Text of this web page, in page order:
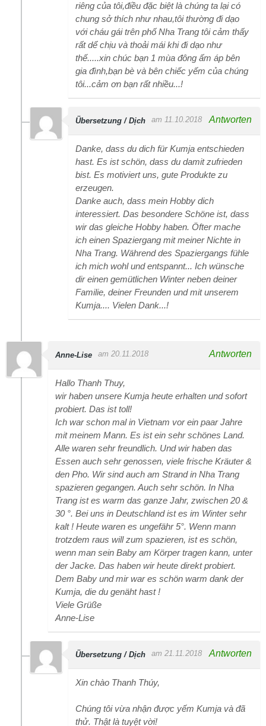
riêng của tôi,điều đặc biệt là chúng ta lại có
chung sở thích như nhau,tôi thường đi dạo
với cháu gái trên phố Nha Trang tôi cảm thấy
rất dể chịu và thoải mái khi đi dạo như
thế.....xin chúc bạn 1 mùa đông ấm áp bên
gia đình,bạn bè và bên chiếc yếm của chúng
tôi...cảm ơn bạn rất nhiều...!
Übersetzung / Dịch am 11.10.2018 Antworten
Danke, dass du dich für Kumja entschieden
hast. Es ist schön, dass du damit zufrieden
bist. Es motiviert uns, gute Produkte zu
erzeugen.
Danke auch, dass mein Hobby dich
interessiert. Das besondere Schöne ist, dass
wir das gleiche Hobby haben. Öfter mache
ich einen Spaziergang mit meiner Nichte in
Nha Trang. Während des Spaziergangs fühle
ich mich wohl und entspannt... Ich wünsche
dir einen gemütlichen Winter neben deiner
Familie, deiner Freunden und mit unserem
Kumja.... Vielen Dank...!
Anne-Lise am 20.11.2018 Antworten
Hallo Thanh Thuy,
wir haben unsere Kumja heute erhalten und sofort
probiert. Das ist toll!
Ich war schon mal in Vietnam vor ein paar Jahre
mit meinem Mann. Es ist ein sehr schönes Land.
Alle waren sehr freundlich. Und wir haben das
Essen auch sehr genossen, viele frische Kräuter &
den Pho. Wir sind auch am Strand in Nha Trang
spazieren gegangen. Auch sehr schön. In Nha
Trang ist es warm das ganze Jahr, zwischen 20 &
30 °. Bei uns in Deutschland ist es im Winter sehr
kalt ! Heute waren es ungefähr 5°. Wenn mann
trotzdem raus will zum spazieren, ist es schön,
wenn man sein Baby am Körper tragen kann, unter
der Jacke. Das haben wir heute direkt probiert.
Dem Baby und mir war es schön warm dank der
Kumja, die du genäht hast !
Viele Grüße
Anne-Lise
Übersetzung / Dịch am 21.11.2018 Antworten
Xin chào Thanh Thúy,
Chúng tôi vừa nhận được yếm Kumja và đã
thử. Thật là tuyệt vời!